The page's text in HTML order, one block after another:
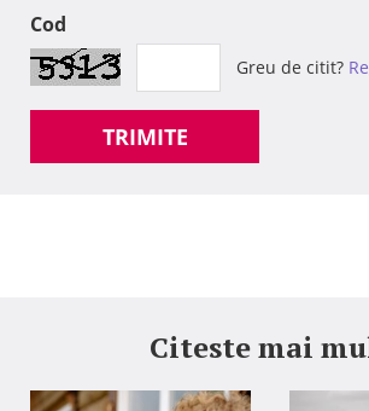
Cod
Greu de citit?
TRIMITE
Citeste mai